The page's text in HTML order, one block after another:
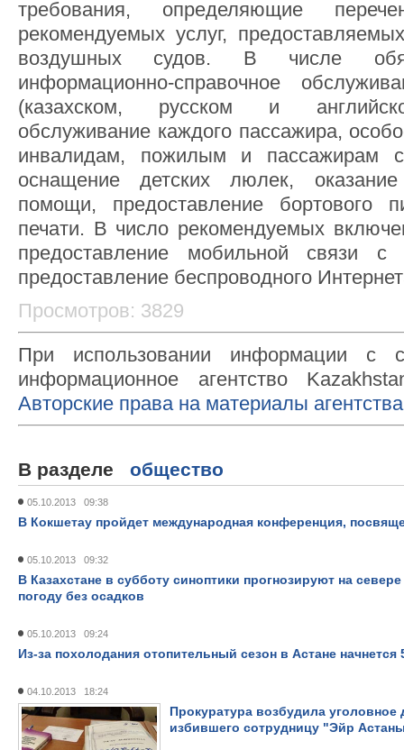
требования, определяющие
рекомендуемых услуг,
воздушных судов. В числе
информационно-справочное
(казахском, русском и
обслуживание каждого пассажира,
инвалидам, пожилым и пассажирам
оснащение детских люлек,
помощи, предоставление бортового
печати. В число рекомендуемых
предоставление мобильной связи с
предоставление беспроводного
Просмотров: 3829
При использовании информации с
информационное агентство
Авторские права на материалы
В разделе общество
05.10.2013 09:38
В Кокшетау пройдет международная конференция,
05.10.2013 09:32
В Казахстане в субботу синоптики прогнозируют на
погоду без осадков
05.10.2013 09:24
Из-за похолодания отопительный сезон в Астане начнется
04.10.2013 18:24
Прокуратура возбудила уголовное
избившего сотрудницу "Эйр